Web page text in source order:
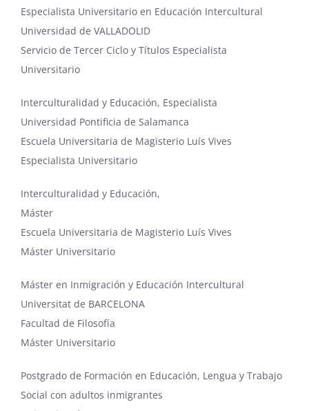
Especialista Universitario en Educación Intercultural
Universidad de VALLADOLID
Servicio de Tercer Ciclo y Títulos Especialista
Universitario
Interculturalidad y Educación, Especialista
Universidad Pontificia de Salamanca
Escuela Universitaria de Magisterio Luís Vives
Especialista Universitario
Interculturalidad y Educación,
Máster
Escuela Universitaria de Magisterio Luís Vives
Máster Universitario
Máster en Inmigración y Educación Intercultural
Universitat de BARCELONA
Facultad de Filosofía
Máster Universitario
Postgrado de Formación en Educación, Lengua y Trabajo
Social con adultos inmigrantes